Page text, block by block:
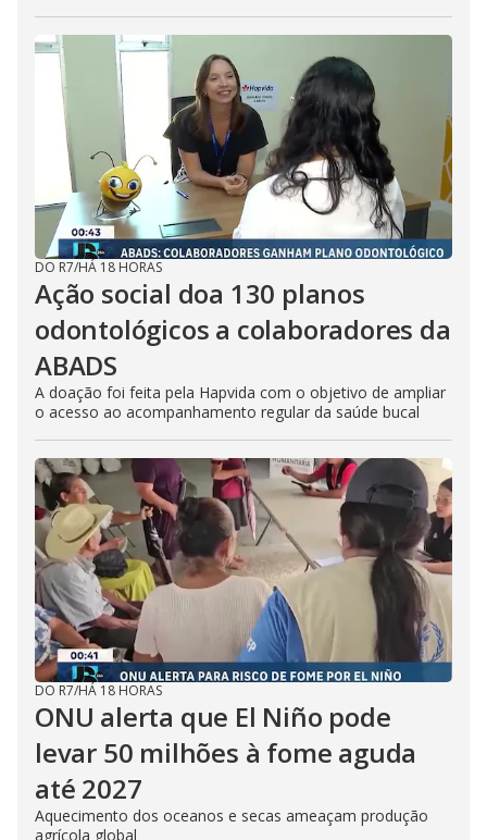
DO R7/HÁ 18 HORAS
Ação social doa 130 planos
odontológicos a colaboradores da
ABADS
A doação foi feita pela Hapvida com o objetivo de ampliar
o acesso ao acompanhamento regular da saúde bucal
DO R7/HÁ 18 HORAS
ONU alerta que El Niño pode
levar 50 milhões à fome aguda
até 2027
Aquecimento dos oceanos e secas ameaçam produção
agrícola global